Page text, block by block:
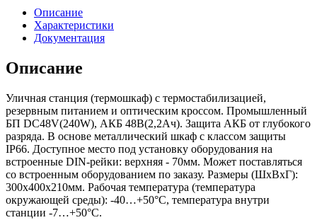
Описание
Характеристики
Документация
Описание
Уличная станция (термошкаф) с термостабилизацией,
резервным питанием и оптическим кроссом. Промышленный
БП DC48V(240W), АКБ 48В(2,2Ач). Защита АКБ от глубокого
разряда. В основе металлический шкаф с классом защиты
IP66. Доступное место под установку оборудования на
встроенные DIN-рейки: верхняя - 70мм. Может поставляться
со встроенным оборудованием по заказу. Размеры (ШхВхГ):
300x400x210мм. Рабочая температура (температура
окружающей среды): -40…+50°С, температура внутри
станции -7…+50°С.